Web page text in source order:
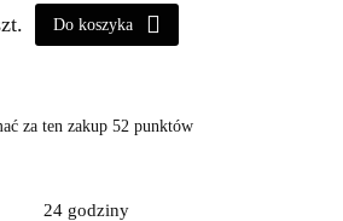
Do koszyka
za ten zakup 52 punktów
24 godziny